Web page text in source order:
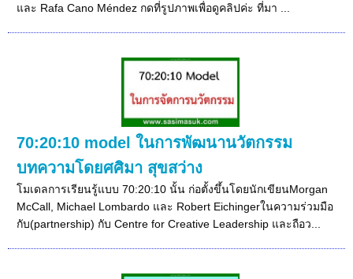
และ Rafa Cano Méndez กดที่รูปภาพเพื่อดูคลิปค่ะ ที่มา ...
70:20:10 model ในการพัฒนานวัตกรรม
บทความโดยศศิมา สุขสว่าง
โมเดลการเรียนรู้แบบ 70:20:10 นั้น ก่อตั้งขึ้นโดยนักเขียนMorgan
McCall, Michael Lombardo และ Robert Eichingerในความร่วมมือ
กับ(partnership) กับ Centre for Creative Leadership และถือว...